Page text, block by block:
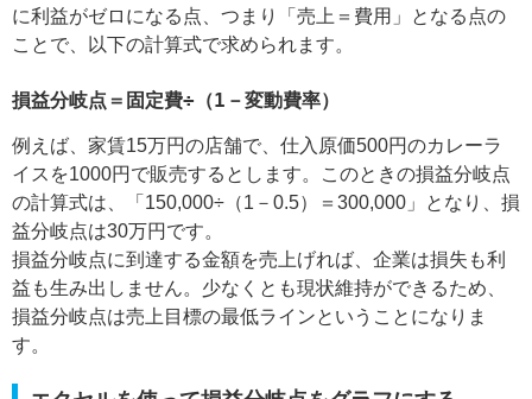
に利益がゼロになる点、つまり「売上＝費用」となる点の
ことで、以下の計算式で求められます。
損益分岐点＝固定費÷（1－変動費率）
例えば、家賃15万円の店舗で、仕入原価500円のカレーラ
イスを1000円で販売するとします。このときの損益分岐点
の計算式は、「150,000÷（1－0.5）＝300,000」となり、損
益分岐点は30万円です。
損益分岐点に到達する金額を売上げれば、企業は損失も利
益も生み出しません。少なくとも現状維持ができるため、
損益分岐点は売上目標の最低ラインということになりま
す。